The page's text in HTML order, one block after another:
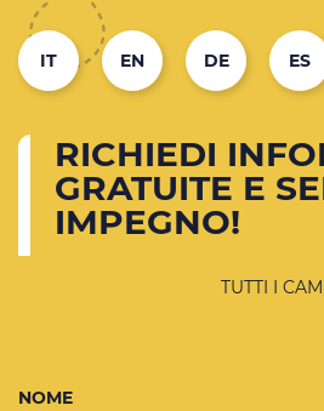
IT EN DE ES
RICHIEDI
GRATUITE E
IMPEGNO!
TUTTI I
NOME